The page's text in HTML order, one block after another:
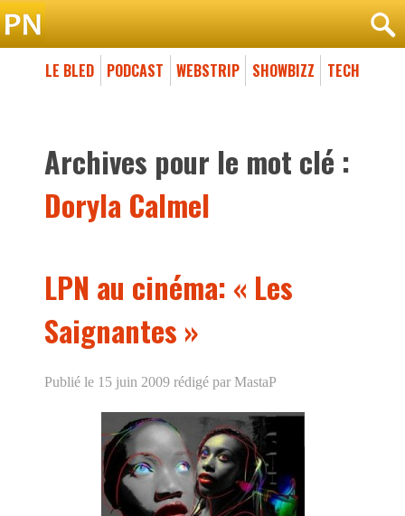
LE BLED PODCAST WEBSTRIP SHOWBIZZ TECH
Archives pour le mot clé :
Doryla Calmel
LPN au cinéma: « Les
Saignantes »
Publié le 15 juin 2009 rédigé par MastaP